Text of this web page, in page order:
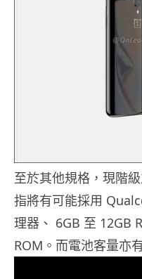
至於其他規格，現階
指將有可能採用
理器、 6GB 至 12GB
ROM。而電池客量亦